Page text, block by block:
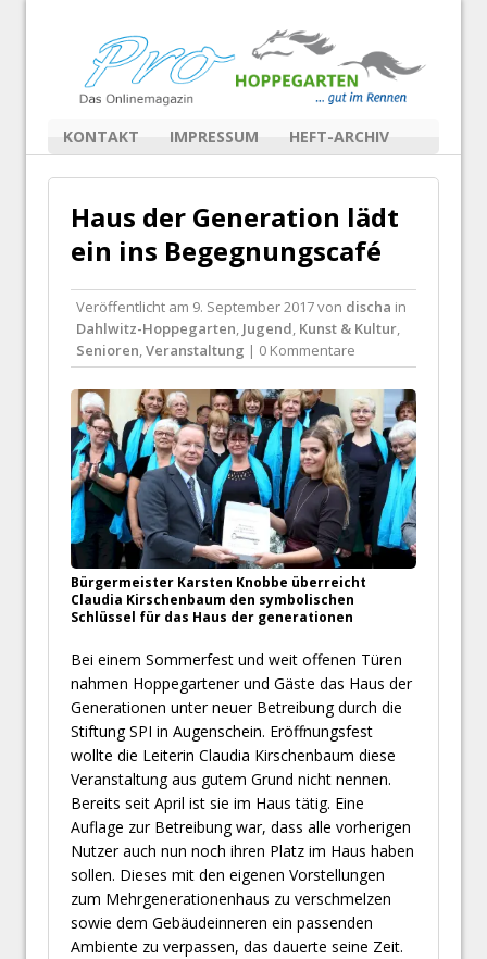
KONTAKT IMPRESSUM HEFT-ARCHIV
Haus der Generation lädt
ein ins Begegnungscafé
Veröffentlicht am 9. September 2017von discha in
Dahlwitz-Hoppegarten, Jugend, Kunst & Kultur,
Senioren,Veranstaltung | 0 Kommentare
Bürgermeister Karsten Knobbe überreicht
Claudia Kirschenbaum den symbolischen
Schlüssel für das Haus der generationen
Bei einem Sommerfest und weit offenen Türen
nahmen Hoppegartener und Gäste das Haus der
Generationen unter neuer Betreibung durch die
Stiftung SPI in Augenschein. Eröffnungsfest
wollte die Leiterin Claudia Kirschenbaum diese
Veranstaltung aus gutem Grund nicht nennen.
Bereits seit April ist sie im Haus tätig. Eine
Auflage zur Betreibung war, dass alle vorherigen
Nutzer auch nun noch ihren Platz im Haus haben
sollen. Dieses mit den eigenen Vorstellungen
zum Mehrgenerationenhaus zu verschmelzen
sowie dem Gebäudeinneren ein passenden
Ambiente zu verpassen, das dauerte seine Zeit.